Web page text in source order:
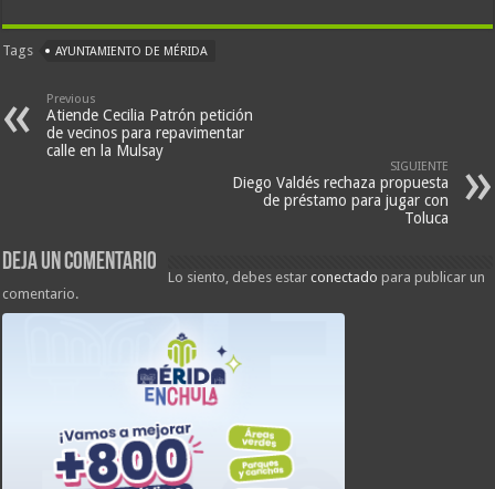
Tags AYUNTAMIENTO DE MÉRIDA
Previous
Atiende Cecilia Patrón petición
de vecinos para repavimentar
calle en la Mulsay
SIGUIENTE
Diego Valdés rechaza propuesta
de préstamo para jugar con
Toluca
Deja un comentario
Lo siento, debes estarconectado para publicar un
comentario.